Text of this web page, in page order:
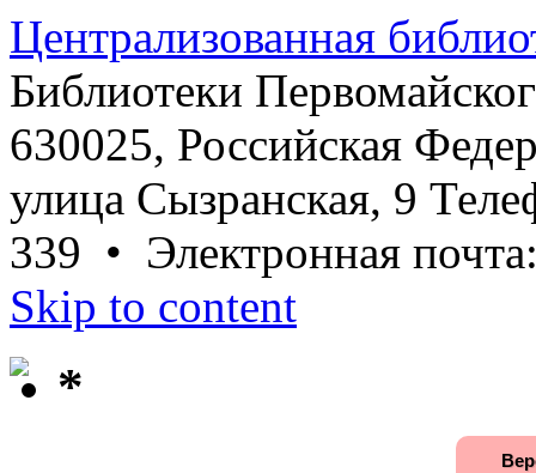
Централизованная
Библиотеки
630025, Российская
улица Сызранская, 9
339 • Электронная
Skip to content
*